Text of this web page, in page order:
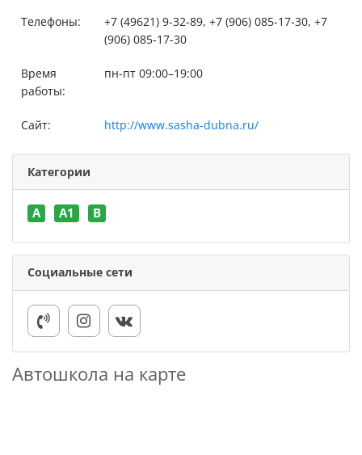
Телефоны:
+7 (49621) 9-32-89, +7 (906) 085-17-30, +7
(906) 085-17-30
Время
работы:
пн-пт 09:00–19:00
Сайт: http://www.sasha-dubna.ru/
Категории
A A1 B
Социальные сети
Автошкола на карте